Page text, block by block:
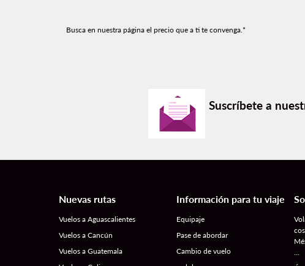
Busca en nuestra página el precio que a ti te convenga.*
Suscríbete a
Nuevas rutas
Vuelos a Aguascalientes
Vuelos a Cancún
Vuelos a Guatemala
Información para tu viaje
Equipaje
Pase de abordar
Cambio de vuelo
…